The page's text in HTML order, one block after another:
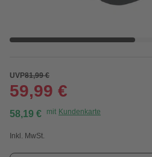
UVP81,99 €
59,99 €
58,19 € mit Kundenkarte
Inkl. MwSt.